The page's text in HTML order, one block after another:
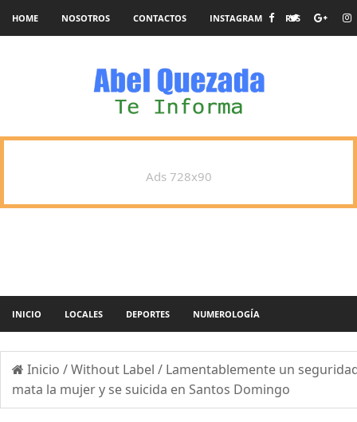
HOME NOSOTROS CONTACTOS INSTAGRAM RSS
Ads 728x90
INICIO LOCALES DEPORTES NUMEROLOGÍA
Inicio /Without Label / Lamentablemente un
mata la mujer y se suicida en Santos Domingo